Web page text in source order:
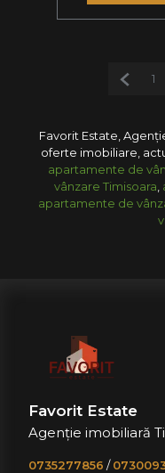
1
Favorit Estate,
oferte imobiliare,
apartamente de
vânzare Timisoara
apartamente de
Favorit Estate
Agenție imobiliară
0735277856 /